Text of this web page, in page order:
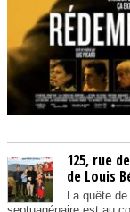
125, rue
de Louis
La quête